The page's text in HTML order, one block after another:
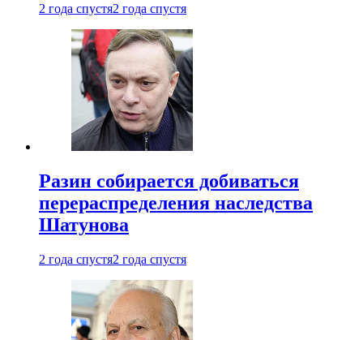
2 года спустя2 года спустя
Разин собирается добиваться
перераспределения наследства
Шатунова
2 года спустя2 года спустя